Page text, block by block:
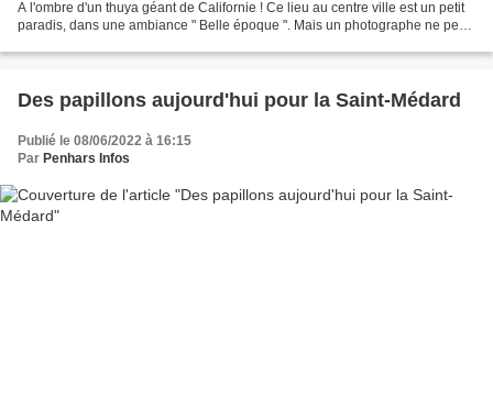
A l'ombre d'un thuya géant de Californie ! Ce lieu au centre ville est un petit
paradis, dans une ambiance " Belle époque ". Mais un photographe ne peut
Des papillons aujourd'hui pour la Saint-Médard
Publié le 08/06/2022 à 16:15
Par Penhars Infos